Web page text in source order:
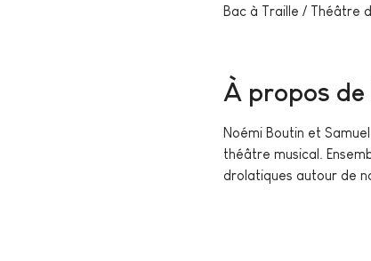
Bac à Traille / Théâtre
À propos
Noémi Boutin et
théâtre musical.
drolatiques autour de